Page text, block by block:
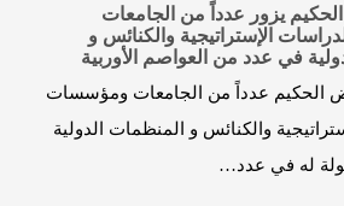
يزور عدداً من الجامعات
الإستراتيجية والكنائس و
في عدد من العواصم الأوربية
الحكيم عدداً من الجامعات ومؤسسات
والكنائس و المنظمات الدولية
له في عدد…